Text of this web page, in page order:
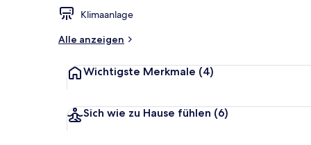
Klimaanlage
Alle anzeigen
Wichtigste Merkmale (4)
Sich wie zu Hause fühlen (6)